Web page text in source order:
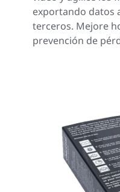
exportando datos
terceros. Mejore
prevención de